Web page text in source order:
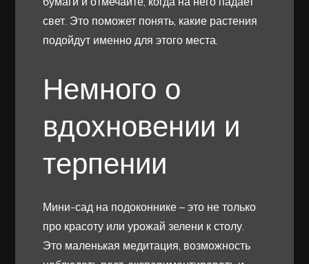
свет. Это поможет понять, какие растения
подойдут именно для этого места.
Немного о
вдохновении и
терпении
Мини-сад на подоконнике – это не только
про красоту или урожай зелени к столу.
Это маленькая медитация, возможность